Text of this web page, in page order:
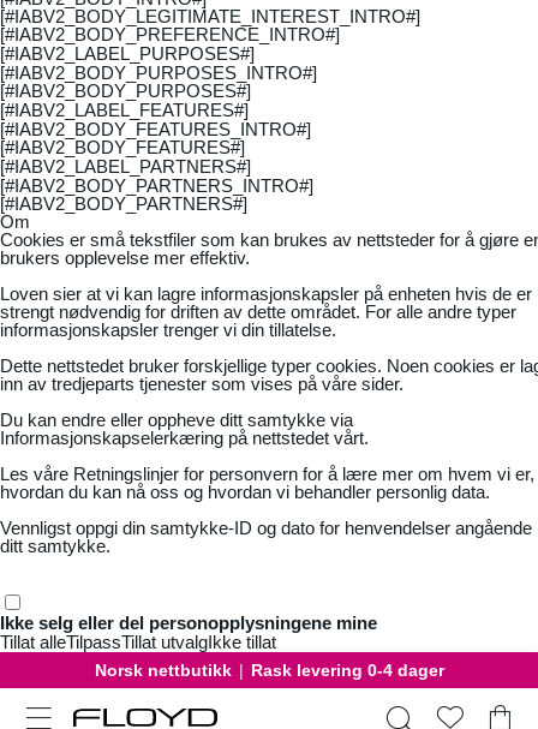
[#IABV2_BODY_LEGITIMATE_INTEREST_INTRO#]
[#IABV2_BODY_PREFERENCE_INTRO#]
[#IABV2_LABEL_PURPOSES#]
[#IABV2_BODY_PURPOSES_INTRO#]
[#IABV2_BODY_PURPOSES#]
[#IABV2_LABEL_FEATURES#]
[#IABV2_BODY_FEATURES_INTRO#]
[#IABV2_BODY_FEATURES#]
[#IABV2_LABEL_PARTNERS#]
[#IABV2_BODY_PARTNERS_INTRO#]
[#IABV2_BODY_PARTNERS#]
Om
Cookies er små tekstfiler som kan brukes av nettsteder for å gjøre
brukers opplevelse mer effektiv.
Loven sier at vi kan lagre informasjonskapsler på enheten hvis de er
strengt nødvendig for driften av dette området. For alle andre typer
informasjonskapsler trenger vi din tillatelse.
Dette nettstedet bruker forskjellige typer cookies. Noen cookies er
inn av tredjeparts tjenester som vises på våre sider.
Du kan endre eller oppheve ditt samtykke via
Informasjonskapselerkæring på nettstedet vårt.
Les våre Retningslinjer for personvern for å lære mer om hvem vi er,
hvordan du kan nå oss og hvordan vi behandler personlig data.
Vennligst oppgi din samtykke-ID og dato for henvendelser angående
ditt samtykke.
Ikke selg eller del personopplysningene mine
Tillat alleTilpassTillat utvalgIkke tillat
Norsk nettbutikk | Rask levering 0-4 dager